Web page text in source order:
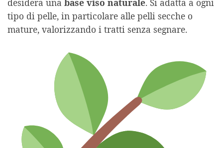
tipo di pelle, in particolare alle pelli secche o
mature, valorizzando i tratti senza segnare.